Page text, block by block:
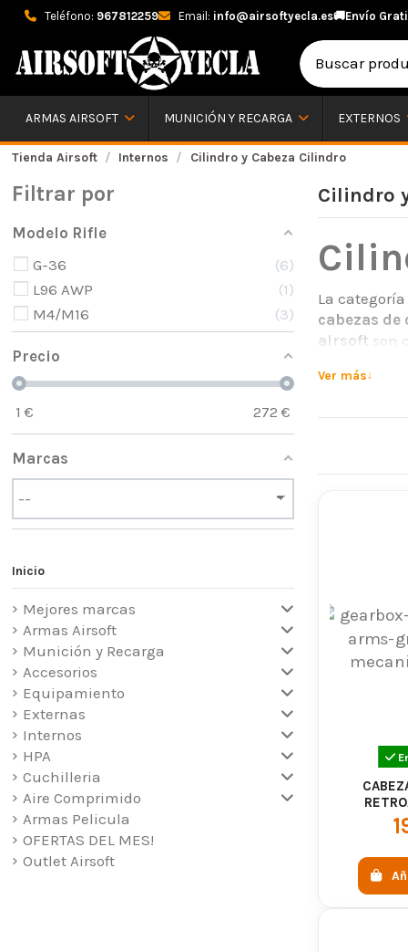
Teléfono: 967812259 Email: info@airsoftyecla.es🚚Envío
ARMAS AIRSOFT MUNICIÓN Y RECARGA EXTERNOS
Tienda Airsoft Internos Cilindro y Cabeza Cilindro
Cilindro
La categoría
cabezas
airsoft son
airsoft.
la bola
Además,
En
Ver más
Filtrar por
Modelo Rifle
G-36
6
L96 AWP
1
M4/M16
3
Precio
1 € 272 €
Marcas
Inicio
Mejores marcas
Armas Airsoft
Munición y Recarga
Accesorios
Equipamiento
Externas
Internos
HPA
Cuchilleria
Aire Comprimido
Armas Pelicula
OFERTAS DEL MES!
Outlet Airsoft